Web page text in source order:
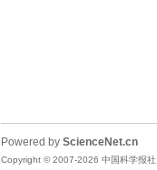
Powered by ScienceNet.cn
Copyright © 2007-2026 中国科学报社